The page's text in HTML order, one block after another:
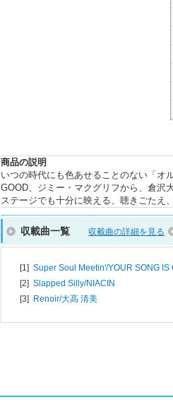
商品の説明
いつの時代にも色あせることのない「オ
GOOD、ジミー・マクグリフから、倉沢
ステージでも十分に映える、聴きごたえ
収載曲一覧 収載曲の詳細を見る
[1] Super Soul Meetin'/YOUR SONG IS
[2] Slapped Silly/NIACIN
[3] Renoir/大高 清美